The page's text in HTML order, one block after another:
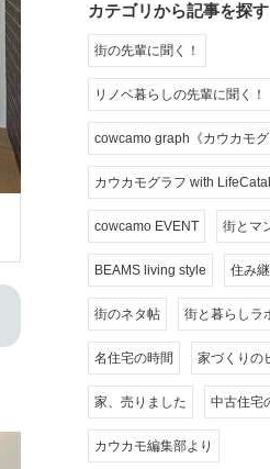
カテゴリから記事を探す
街の先輩に聞く！
リノベ暮らしの先輩に聞く！
cowcamo graph《カウカモグ
カウカモグラフ with
cowcamo EVENT 街とマ
BEAMS living style 住み
街のネタ帖 街と暮らしラ
名住宅の時間 家づくりの
家、売りました 中古住宅
カウカモ編集部より